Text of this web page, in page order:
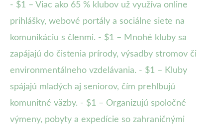
- $1 – Viac ako 65 % klubov už využíva online
prihlášky, webové portály a sociálne siete na
komunikáciu s členmi. - $1 – Mnohé kluby sa
zapájajú do čistenia prírody, výsadby stromov či
environmentálneho vzdelávania. - $1 – Kluby
spájajú mladých aj seniorov, čím prehlbujú
komunitné väzby. - $1 – Organizujú spoločné
výmeny, pobyty a expedície so zahraničnými